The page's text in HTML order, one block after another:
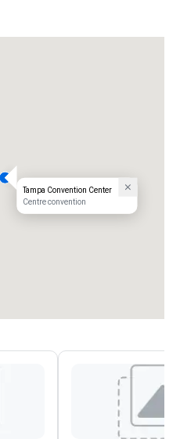
Tampa Convention Center
Centre convention